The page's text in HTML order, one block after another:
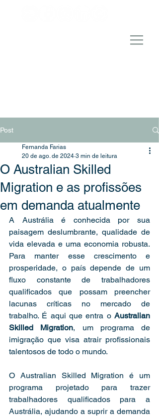
Post
O Australian Skilled
Migration e as profissões
em demanda atualmente
Fernanda Farias
20 de ago. de 2024 3 min de leitura
A Austrália é conhecida por sua
paisagem deslumbrante, qualidade de
vida elevada e uma economia robusta.
Para manter esse crescimento e
prosperidade, o país depende de um
fluxo constante de trabalhadores
qualificados que possam preencher
lacunas críticas no mercado de
trabalho. É aqui que entra o Australian
Skilled Migration, um programa de
imigração que visa atrair profissionais
talentosos de todo o mundo.
O Australian Skilled Migration é um
programa projetado para trazer
trabalhadores qualificados para a
Austrália, ajudando a suprir a demanda